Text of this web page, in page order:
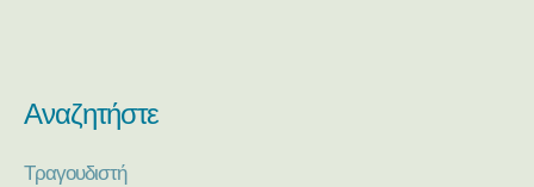
Αναζητήστε
Τραγουδιστή